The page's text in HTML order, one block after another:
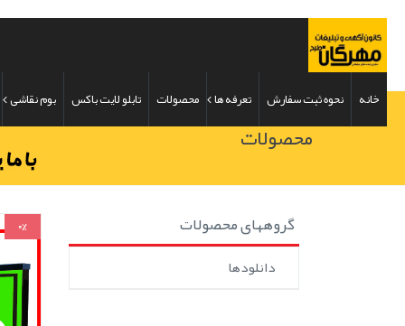
خانه نحوه ثبت سفارش تعرفه ها محصولات تابلو لایت باکس بوم نقاشی
محصولات
گروههای محصولات
دانلودها
0%